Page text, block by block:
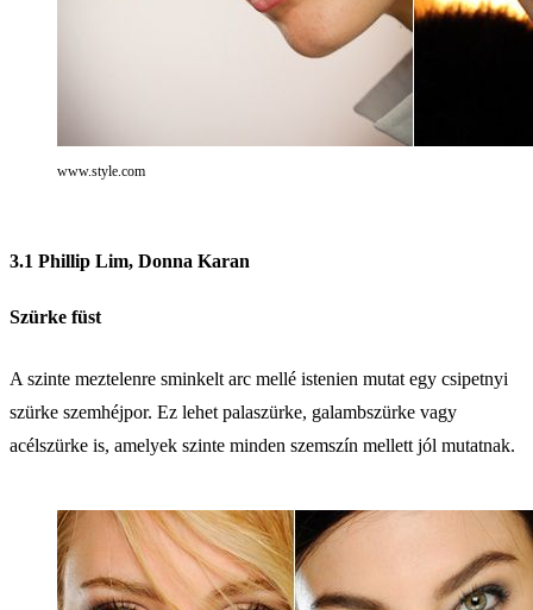
www.style.com
3.1 Phillip Lim, Donna Karan
Szürke füst
A szinte meztelenre sminkelt arc mellé istenien mutat egy csipetnyi
szürke szemhéjpor. Ez lehet palaszürke, galambszürke vagy
acélszürke is, amelyek szinte minden szemszín mellett jól mutatnak.